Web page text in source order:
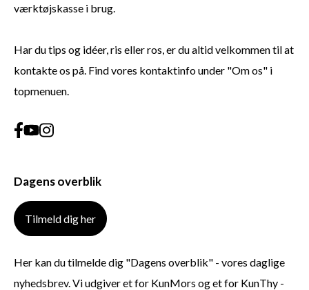
værktøjskasse i brug.
Har du tips og idéer, ris eller ros, er du altid velkommen til at
kontakte os på. Find vores kontaktinfo under "Om os" i
topmenuen.
Dagens overblik
Tilmeld dig her
Her kan du tilmelde dig "Dagens overblik" - vores daglige
nyhedsbrev. Vi udgiver et for KunMors og et for KunThy -